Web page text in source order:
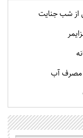
از شب جنایت
مصرف آب